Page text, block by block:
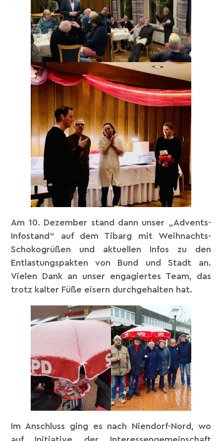
Am 10. Dezember stand dann unser „Advents-
Infostand“ auf dem Tibarg mit Weihnachts-
Schokogrüßen und aktuellen Infos zu den
Entlastungspakten von Bund und Stadt an.
Vielen Dank an unser engagiertes Team, das
trotz kalter Füße eisern durchgehalten hat.
Im Anschluss ging es nach Niendorf-Nord, wo